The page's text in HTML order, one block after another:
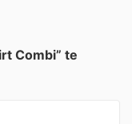
Combi” te